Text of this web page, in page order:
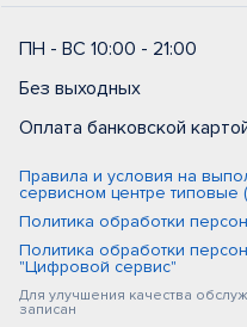
ПН - ВС 10:00 - 21:00
Без выходных
Оплата банковской
Правила и условия на
сервисном центре типовые
Политика обработки
Политика обработки
"Цифровой сервис"
Для улучшения качества
записан